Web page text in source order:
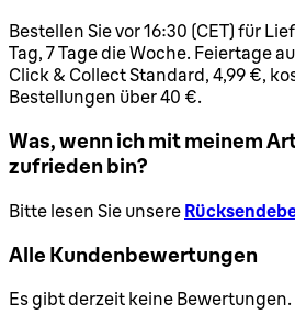
Bestellen Sie vor 16:30 (CET) für
Tag, 7 Tage die Woche. Feiertage
Click & Collect Standard, 4,99 €,
Bestellungen über 40 €.
Was, wenn ich mit meinem
zufrieden bin?
Bitte lesen Sie unsere
Alle Kundenbewertungen
Es gibt derzeit keine Bewertungen.